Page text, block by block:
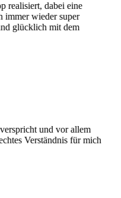
realisiert, dabei eine
wieder super
glücklich mit dem
und vor allem
Verständnis für mich